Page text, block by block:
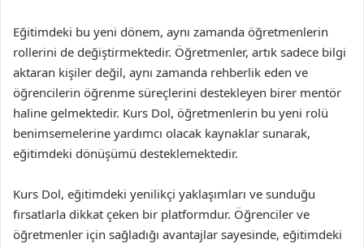
Eğitimdeki bu yeni dönem, aynı zamanda öğretmenlerin
rollerini de değiştirmektedir. Öğretmenler, artık sadece bilgi
aktaran kişiler değil, aynı zamanda rehberlik eden ve
öğrencilerin öğrenme süreçlerini destekleyen birer mentör
haline gelmektedir. Kurs Dol, öğretmenlerin bu yeni rolü
benimsemelerine yardımcı olacak kaynaklar sunarak,
eğitimdeki dönüşümü desteklemektedir.
Kurs Dol, eğitimdeki yenilikçi yaklaşımları ve sunduğu
fırsatlarla dikkat çeken bir platformdur. Öğrenciler ve
öğretmenler için sağladığı avantajlar sayesinde, eğitimdeki